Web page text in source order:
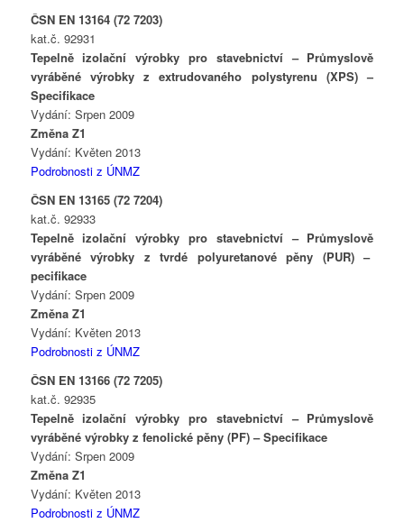
ČSN EN 13164 (72 7203)
kat.č. 92931
Tepelně izolační výrobky pro stavebnictví – Průmyslově
vyráběné výrobky z extrudovaného polystyrenu (XPS) –
Specifikace
Vydání: Srpen 2009
Změna Z1
Vydání: Květen 2013
Podrobnosti z ÚNMZ
ČSN EN 13165 (72 7204)
kat.č. 92933
Tepelně izolační výrobky pro stavebnictví – Průmyslově
vyráběné výrobky z tvrdé polyuretanové pěny (PUR) –
pecifikace
Vydání: Srpen 2009
Změna Z1
Vydání: Květen 2013
Podrobnosti z ÚNMZ
ČSN EN 13166 (72 7205)
kat.č. 92935
Tepelně izolační výrobky pro stavebnictví – Průmyslově
vyráběné výrobky z fenolické pěny (PF) – Specifikace
Vydání: Srpen 2009
Změna Z1
Vydání: Květen 2013
Podrobnosti z ÚNMZ